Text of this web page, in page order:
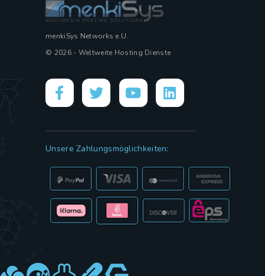
menkiSys Networks e.U.
© 2026 - Weltweite Hosting Dienste
Unsere Zahlungsmöglichkeiten: